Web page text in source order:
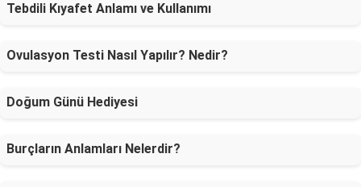
Tebdili Kıyafet Anlamı ve Kullanımı
Ovulasyon Testi Nasıl Yapılır? Nedir?
Doğum Günü Hediyesi
Burçların Anlamları Nelerdir?